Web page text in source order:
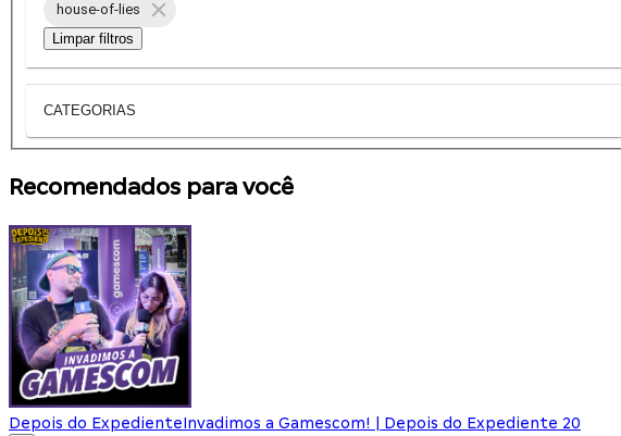
house-of-lies
Limpar filtros
CATEGORIAS
Recomendados para você
Depois do ExpedienteInvadimos a Gamescom! | Depois do Expediente 20